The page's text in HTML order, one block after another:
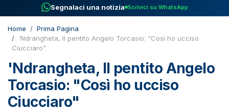
Segnalaci una notizia Scrivici su WhatsApp
Home
Prima Pagina
'Ndrangheta, Il pentito Angelo Torcasio: "Così ho ucciso
Ciucciaro"
'Ndrangheta, Il pentito Angelo
Torcasio: "Così ho ucciso
Ciucciaro"